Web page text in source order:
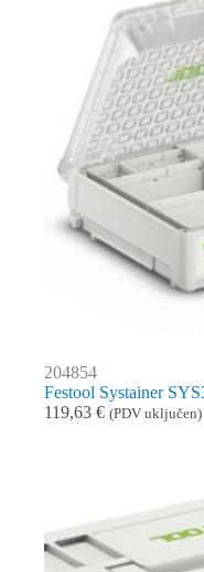
204854
Festool Systainer
119,63 € (PDV uključen)